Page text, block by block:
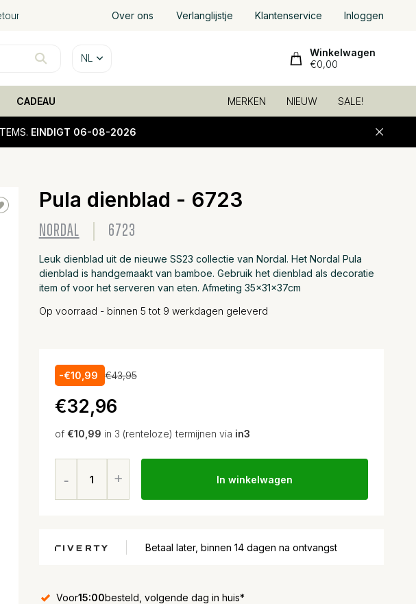
Over ons Verlanglijstje Klantenservice Inloggen
NL
Winkelwagen
€0,00
CADEAU MERKEN NIEUW SALE!
EINDIGT 06-08-2026
25%
sale
Pula dienblad - 6723
NORDAL 6723
Leuk dienblad uit de nieuwe SS23 collectie van Nordal. Het Nordal Pula
dienblad is handgemaakt van bamboe. Gebruik het dienblad als decoratie
item of voor het serveren van eten. Afmeting 35x31x37cm
Op voorraad - binnen 5 tot 9 werkdagen geleverd
-€10,99 €43,95
€32,96
of €10,99 in 3 (renteloze) termijnen via in3
In winkelwagen
Betaal later, binnen 14 dagen na ontvangst
Voor15:00besteld, volgende dag in huis*